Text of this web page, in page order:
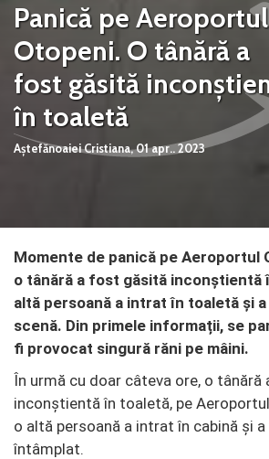
Panică pe Aeroportul
Otopeni. O tânără a
fost găsită
în toaletă
Aștefănoaiei Cristiana,01 apr.. 2023
Momente de panică pe Aeroportul
o tânără a fost găsită inconștientă
altă persoană a intrat în toaletă și
scenă. Din primele informații, se
fi provocat singură răni pe mâini.
În urmă cu doar câteva ore, o
inconștientă în toaletă, pe
o altă persoană a intrat în cabină și
întâmplat.